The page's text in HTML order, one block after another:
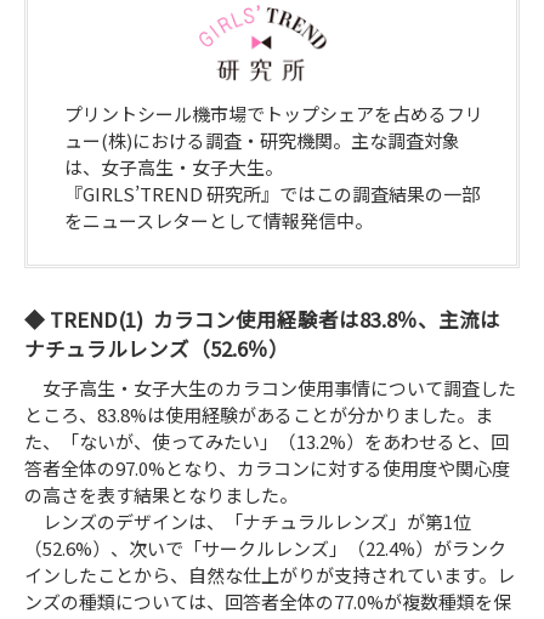
プリントシール機市場でトップシェアを占めるフリ
ュー(株)における調査・研究機関。主な調査対象
は、女子高生・女子大生。
『GIRLS’TREND 研究所』ではこの調査結果の一部
をニュースレターとして情報発信中。
TREND(1) カラコン使用経験者は83.8％、主流は
ナチュラルレンズ（52.6％）
女子高生・女子大生のカラコン使用事情について調査した
ところ、83.8%は使用経験があることが分かりました。ま
た、「ないが、使ってみたい」（13.2%）をあわせると、回
答者全体の97.0%となり、カラコンに対する使用度や関心度
の高さを表す結果となりました。
レンズのデザインは、「ナチュラルレンズ」が第1位
（52.6%）、次いで「サークルレンズ」（22.4%）がランク
インしたことから、自然な仕上がりが支持されています。レ
ンズの種類については、回答者全体の77.0%が複数種類を保